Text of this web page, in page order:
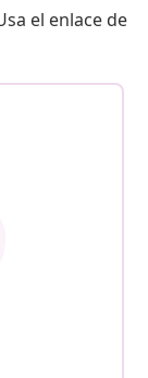
el enlace de